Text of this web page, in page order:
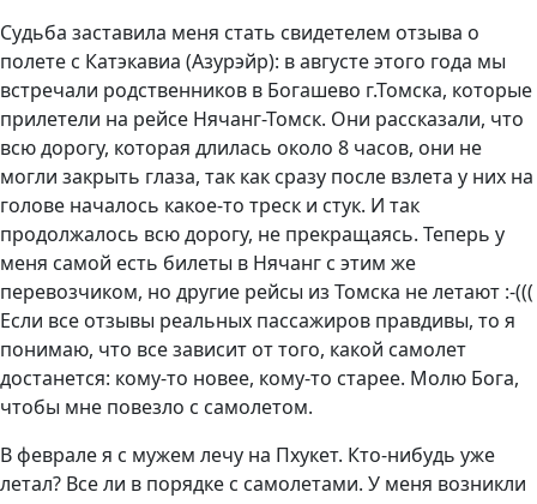
Судьба заставила меня стать свидетелем отзыва о
полете с Катэкавиа (Азурэйр): в августе этого года мы
встречали родственников в Богашево г.Томска, которые
прилетели на рейсе Нячанг-Томск. Они рассказали, что
всю дорогу, которая длилась около 8 часов, они не
могли закрыть глаза, так как сразу после взлета у них на
голове началось какое-то треск и стук. И так
продолжалось всю дорогу, не прекращаясь. Теперь у
меня самой есть билеты в Нячанг с этим же
перевозчиком, но другие рейсы из Томска не летают :-(((
Если все отзывы реальных пассажиров правдивы, то я
понимаю, что все зависит от того, какой самолет
достанется: кому-то новее, кому-то старее. Молю Бога,
чтобы мне повезло с самолетом.
В феврале я с мужем лечу на Пхукет. Кто-нибудь уже
летал? Все ли в порядке с самолетами. У меня возникли